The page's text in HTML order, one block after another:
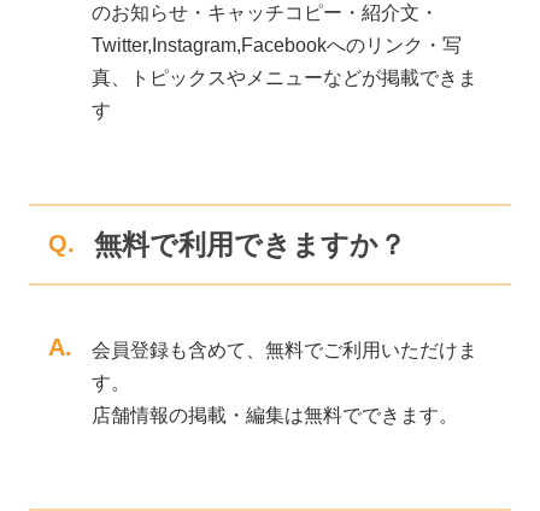
のお知らせ・キャッチコピー・紹介文・
Twitter,Instagram,Facebookへのリンク・写
真、トピックスやメニューなどが掲載できま
す
Q. 無料で利用できますか？
A.
会員登録も含めて、無料でご利用いただけま
す。
店舗情報の掲載・編集は無料でできます。